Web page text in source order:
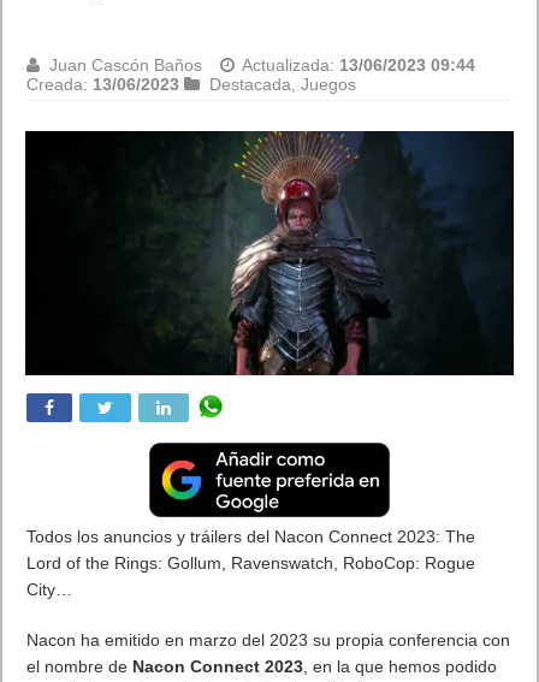
Juan Cascón Baños Actualizada: 13/06/2023 09:44
Creada: 13/06/2023 Destacada ,Juegos
Todos los anuncios y tráilers del Nacon Connect 2023: The
Lord of the Rings: Gollum, Ravenswatch, RoboCop: Rogue
City…
Nacon ha emitido en marzo del 2023 su propia conferencia con
el nombre de Nacon Connect 2023, en la que hemos podido